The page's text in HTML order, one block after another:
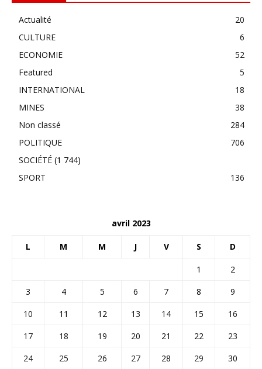
Actualité
20
CULTURE
6
ECONOMIE
52
Featured
5
INTERNATIONAL
18
MINES
38
Non classé
284
POLITIQUE
706
SOCIÉTÉ (1 744)
SPORT
136
avril 2023
L M M J V S D
1
2
3
4 5 6 7 8
9
10
11 12 13 14 15
16
17
18 19 20 21 22
23
24
25 26 27 28 29 30